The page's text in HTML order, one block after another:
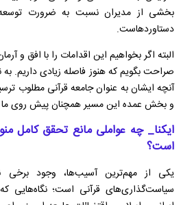
بخشی از مدیران نسبت به ضرورت
دستاوردهاست.
البته اگر بخواهیم این اقدامات را با افق و
آنچه ایشان به عنوان جامعه قرآنی مطلوب
و بخش عمده این مسیر همچنان پیش روی ما
ایکنا_ چه عواملی مانع تحقق کامل
است؟
یکی از مهم‌ترین آسیب‌ها، وجود
سیاست‌گذاری‌های قرآنی است؛ نگاه‌هایی